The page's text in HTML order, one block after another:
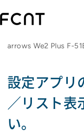
arrows We2 Plus F-
設定アプリ
／リスト表
い。